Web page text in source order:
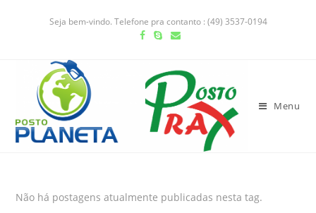
Seja bem-vindo. Telefone pra contanto : (49) 3537-0194
Menu
Não há postagens atualmente publicadas nesta tag.